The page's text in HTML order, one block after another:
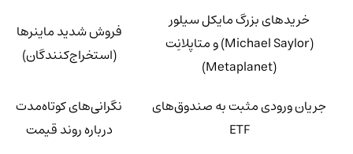
خریدهای بزرگ مایکل سیلور
(Michael Saylor) و متاپلانِت
فروش شدید ماینرها
(استخراج‌کنندگان)
جریان ورودی مثبت به صندوق‌های
ETF
نگرانی‌های کوتاه‌مدت
درباره روند قیمت